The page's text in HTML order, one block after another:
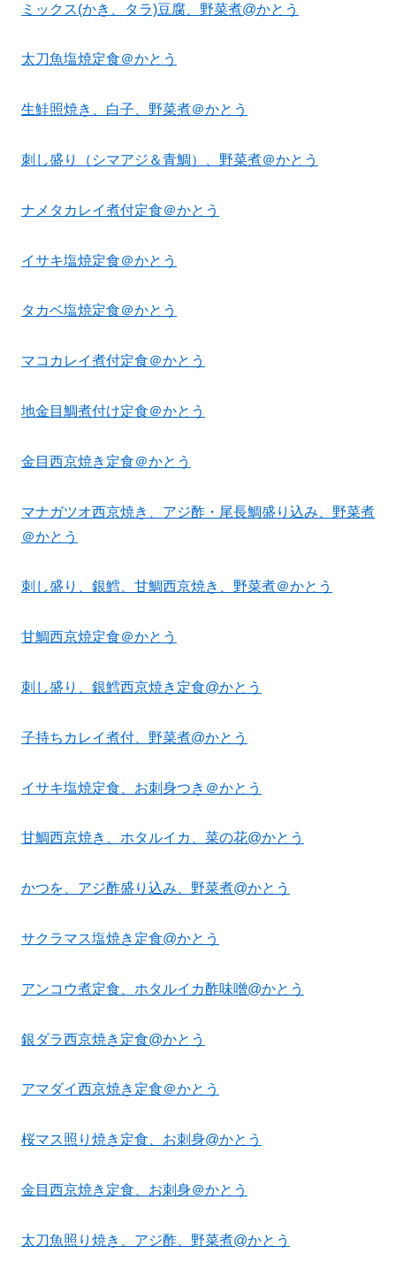
ミックス(かき、タラ)豆腐、野菜煮@かとう
太刀魚塩焼定食＠かとう
生鮭照焼き、白子、野菜煮＠かとう
刺し盛り（シマアジ＆青鯛）、野菜煮＠かとう
ナメタカレイ煮付定食＠かとう
イサキ塩焼定食＠かとう
タカベ塩焼定食＠かとう
マコカレイ煮付定食＠かとう
地金目鯛煮付け定食＠かとう
金目西京焼き定食＠かとう
マナガツオ西京焼き、アジ酢・尾長鯛盛り込み、野菜煮
＠かとう
刺し盛り、銀鱈、甘鯛西京焼き、野菜煮＠かとう
甘鯛西京焼定食＠かとう
刺し盛り、銀鱈西京焼き定食@かとう
子持ちカレイ煮付、野菜煮@かとう
イサキ塩焼定食、お刺身つき＠かとう
甘鯛西京焼き、ホタルイカ、菜の花@かとう
かつを、アジ酢盛り込み、野菜煮@かとう
サクラマス塩焼き定食@かとう
アンコウ煮定食、ホタルイカ酢味噌@かとう
銀ダラ西京焼き定食@かとう
アマダイ西京焼き定食＠かとう
桜マス照り焼き定食、お刺身@かとう
金目西京焼き定食、お刺身＠かとう
太刀魚照り焼き、アジ酢、野菜煮@かとう